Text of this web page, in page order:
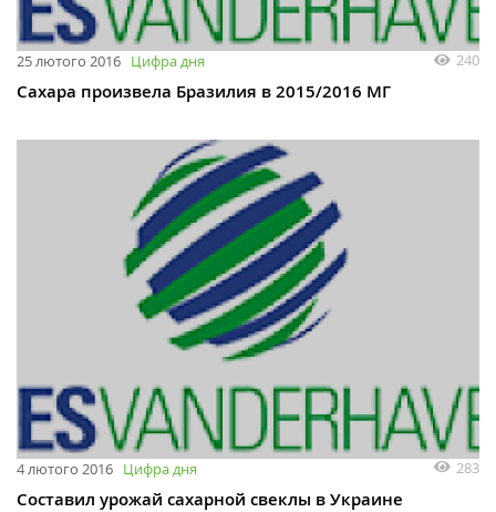
25 лютого 2016 Цифра дня 240
Сахара произвела Бразилия в 2015/2016 МГ
4 лютого 2016 Цифра дня 283
Составил урожай сахарной свеклы в Украине